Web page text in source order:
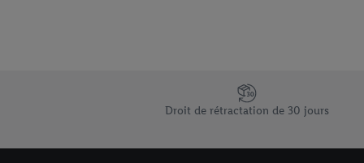
Droit de rétractation de 30 jours
à tout moment